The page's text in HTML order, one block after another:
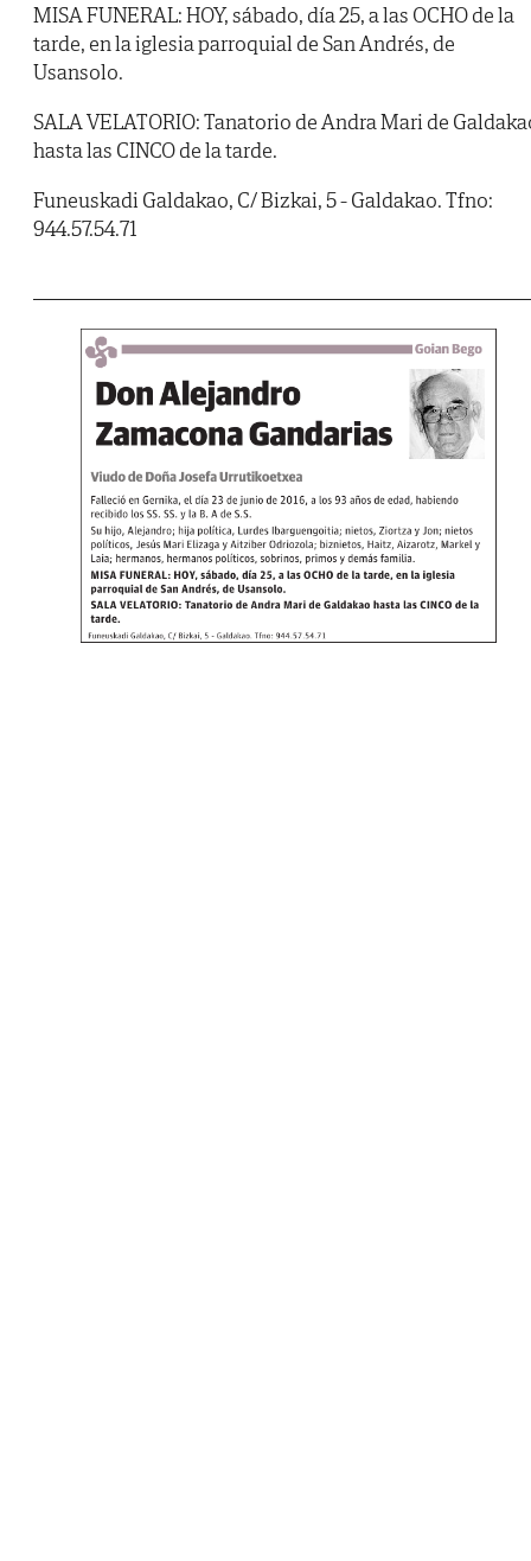
MISA FUNERAL: HOY, sábado, día 25, a las OCHO de la
tarde, en la iglesia parroquial de San Andrés, de
Usansolo.
SALA VELATORIO: Tanatorio de Andra Mari de
hasta las CINCO de la tarde.
Funeuskadi Galdakao, C/ Bizkai, 5 - Galdakao. Tfno:
944.57.54.71